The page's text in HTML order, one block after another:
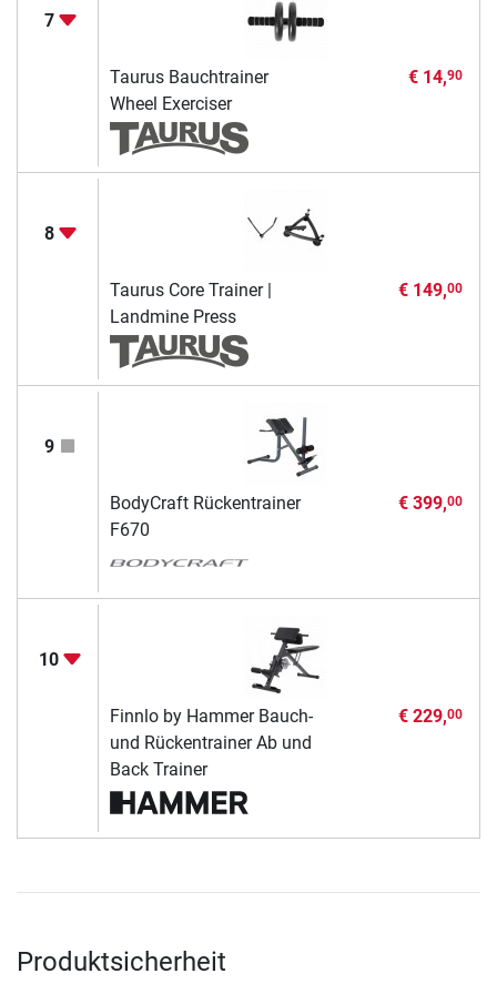
7
Taurus Bauchtrainer
Wheel Exerciser
€ 14,90
8
Taurus Core Trainer |
Landmine Press
€ 149,00
9
BodyCraft Rückentrainer
F670
€ 399,00
10
Finnlo by Hammer Bauch-
und Rückentrainer Ab und
Back Trainer
€ 229,00
Produktsicherheit